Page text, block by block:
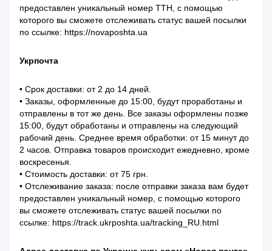
предоставлен уникальный номер ТТН, с помощью
которого вы сможете отслеживать статус вашей посылки
по ссылке: https://novaposhta.ua
Укрпочта
• Срок доставки: от 2 до 14 дней.
• Заказы, оформленные до 15:00, будут проработаны и
отправлены в тот же день. Все заказы оформлены позже
15:00, будут обработаны и отправлены на следующий
рабочий день. Среднее время обработки: от 15 минут до
2 часов. Отправка товаров происходит ежедневно, кроме
воскресенья.
• Стоимость доставки: от 75 грн.
• Отслеживание заказа: после отправки заказа вам будет
предоставлен уникальный номер, с помощью которого
вы сможете отслеживать статус вашей посылки по
ссылке: https://track.ukrposhta.ua/tracking_RU.html